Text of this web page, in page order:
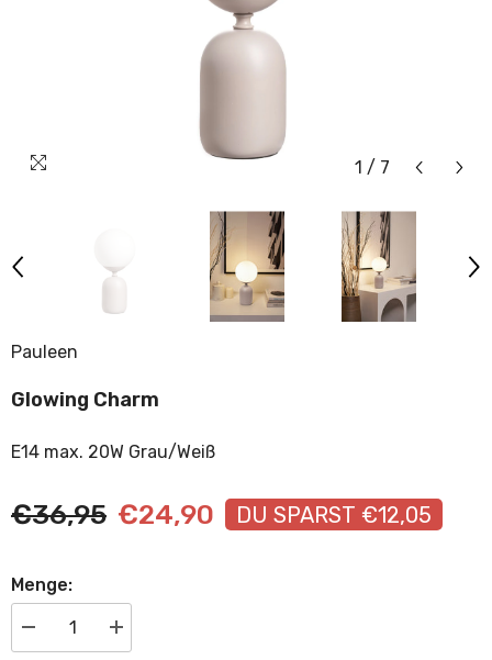
1 / 7
Pauleen
Glowing Charm
E14 max. 20W Grau/Weiß
€36,95 €24,90 DU SPARST €12,05
Menge:
verringern
Menge
erhöhen